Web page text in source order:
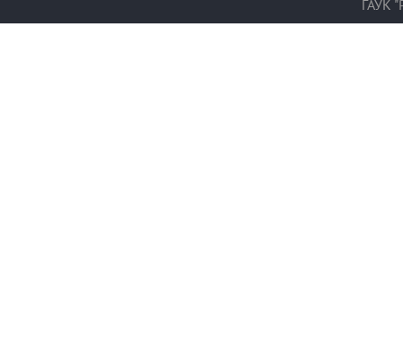
ГАУК